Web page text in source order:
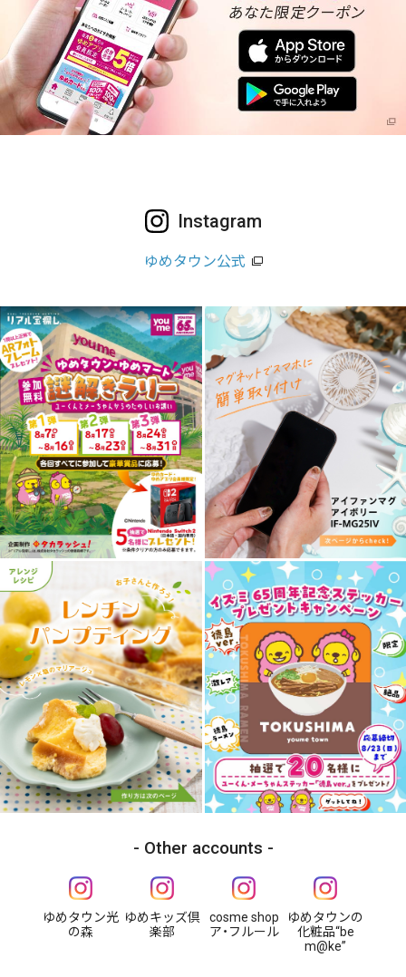
Instagram
ゆめタウン公式
Other accounts
ゆめタウン光
の森
ゆめキッズ倶
楽部
cosme shop
ア・フルール
ゆめタウンの
化粧品“be
m@ke”